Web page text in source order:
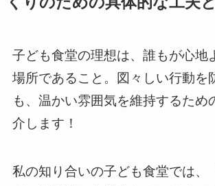
子ども食堂の理想は、誰もが心地
場所であること。図々しい行動を
も、温かい雰囲気を維持するため
介します！
私の知り合いの子ども食堂では、